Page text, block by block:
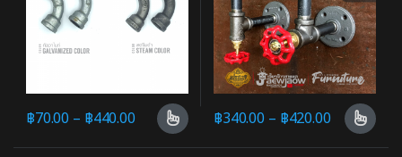
฿70.00 – ฿440.00 ฿340.00 – ฿420.00